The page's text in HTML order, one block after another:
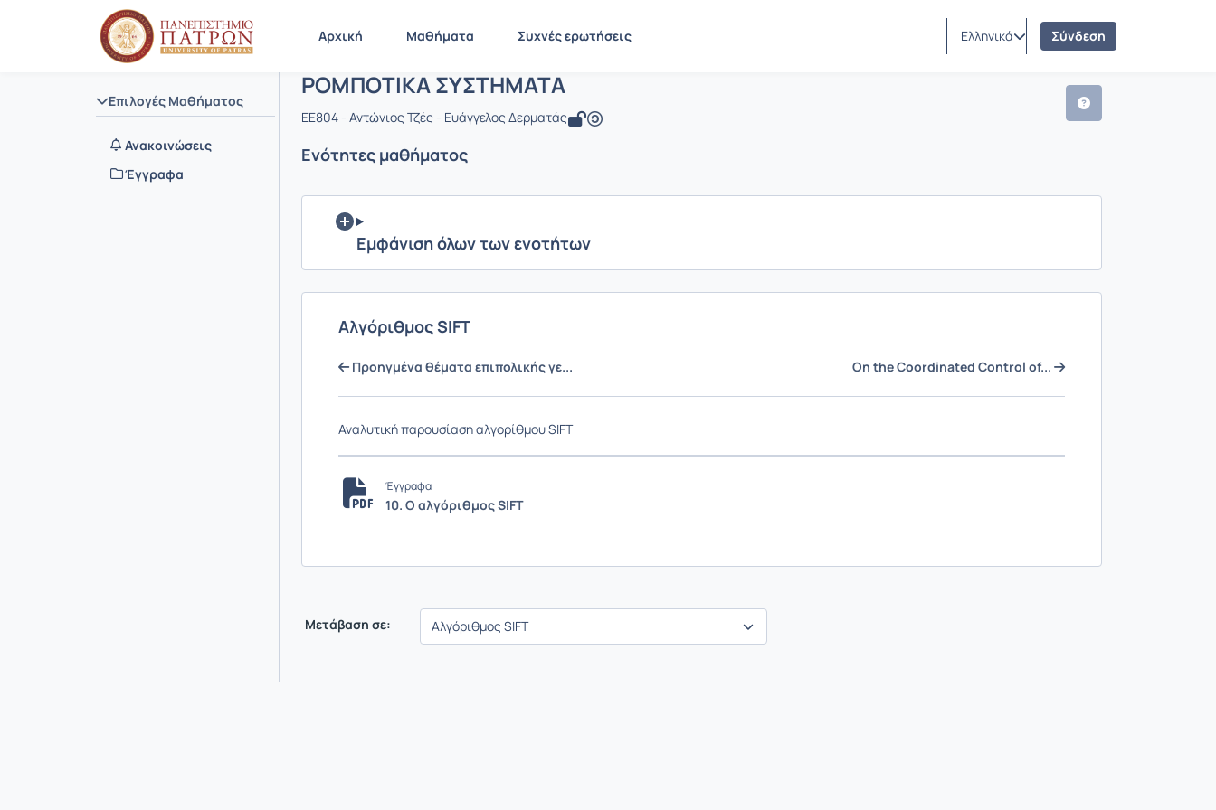
Αρχική Μαθήματα Συχνές ερωτήσεις Ελληνικά Σύνδεση
Επιλογές Μαθήματος
Ανακοινώσεις
Έγγραφα
Αρχική Σελίδα ΡΟΜΠΟΤΙΚΑ ΣΥΣΤΗΜΑΤΑ Ενότητες μαθήματος
Μάθημα : ΡΟΜΠΟΤΙΚΑ ΣΥΣΤΗΜΑΤΑ
Κωδικός : EE804
ΡΟΜΠΟΤΙΚΑ ΣΥΣΤΗΜΑΤΑ
EE804 - Αντώνιος Τζές - Ευάγγελος Δερματάς
Ενότητες μαθήματος
Εμφάνιση όλων των ενοτήτων
Αλγόριθμος SIFT
Προηγμένα θέματα επιπολικής γε... On the Coordinated Control of...
Αναλυτική παρουσίαση αλγορίθμου SIFT
Έγγραφα
10. Ο αλγόριθμος SIFT
Μετάβαση σε: